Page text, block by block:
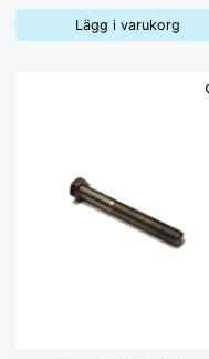
Lägg i varukorg